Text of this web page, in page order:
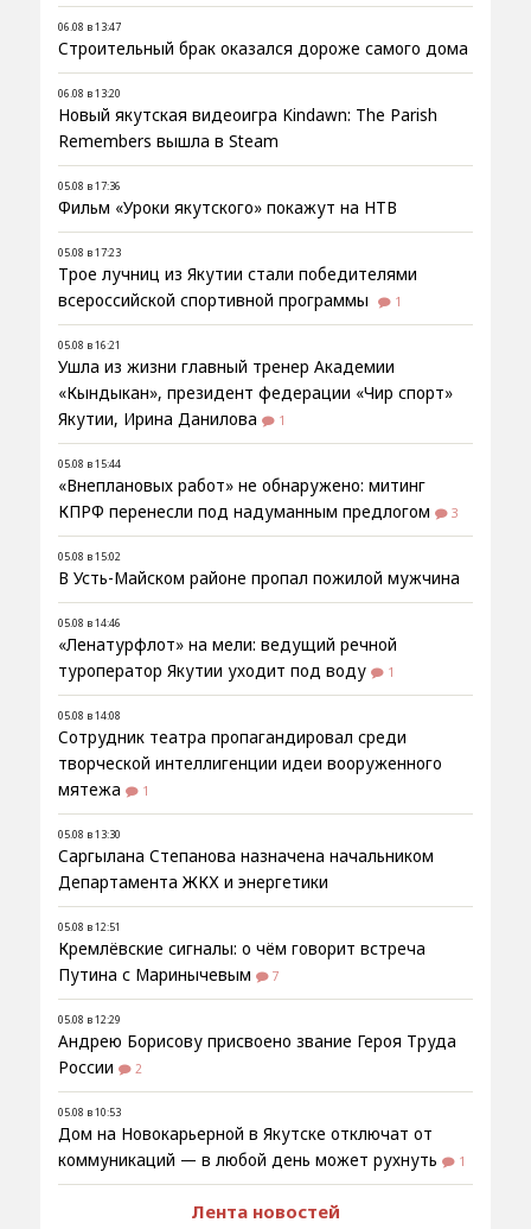
06.08 в 13:47
Строительный брак оказался дороже самого дома
06.08 в 13:20
Новый якутская видеоигра Kindawn: The Parish
Remembers вышла в Steam
05.08 в 17:36
Фильм «Уроки якутского» покажут на НТВ
05.08 в 17:23
Трое лучниц из Якутии стали победителями
всероссийской спортивной программы
1
05.08 в 16:21
Ушла из жизни главный тренер Академии
«Кындыкан», президент федерации «Чир спорт»
Якутии, Ирина Данилова
1
05.08 в 15:44
«Внеплановых работ» не обнаружено: митинг
КПРФ перенесли под надуманным предлогом
3
05.08 в 15:02
В Усть-Майском районе пропал пожилой мужчина
05.08 в 14:46
«Ленатурфлот» на мели: ведущий речной
туроператор Якутии уходит под воду
1
05.08 в 14:08
Сотрудник театра пропагандировал среди
творческой интеллигенции идеи вооруженного
мятежа
1
05.08 в 13:30
Саргылана Степанова назначена начальником
Департамента ЖКХ и энергетики
05.08 в 12:51
Кремлёвские сигналы: о чём говорит встреча
Путина с Маринычевым
7
05.08 в 12:29
Андрею Борисову присвоено звание Героя Труда
России
2
05.08 в 10:53
Дом на Новокарьерной в Якутске отключат от
коммуникаций — в любой день может рухнуть
1
Лента новостей